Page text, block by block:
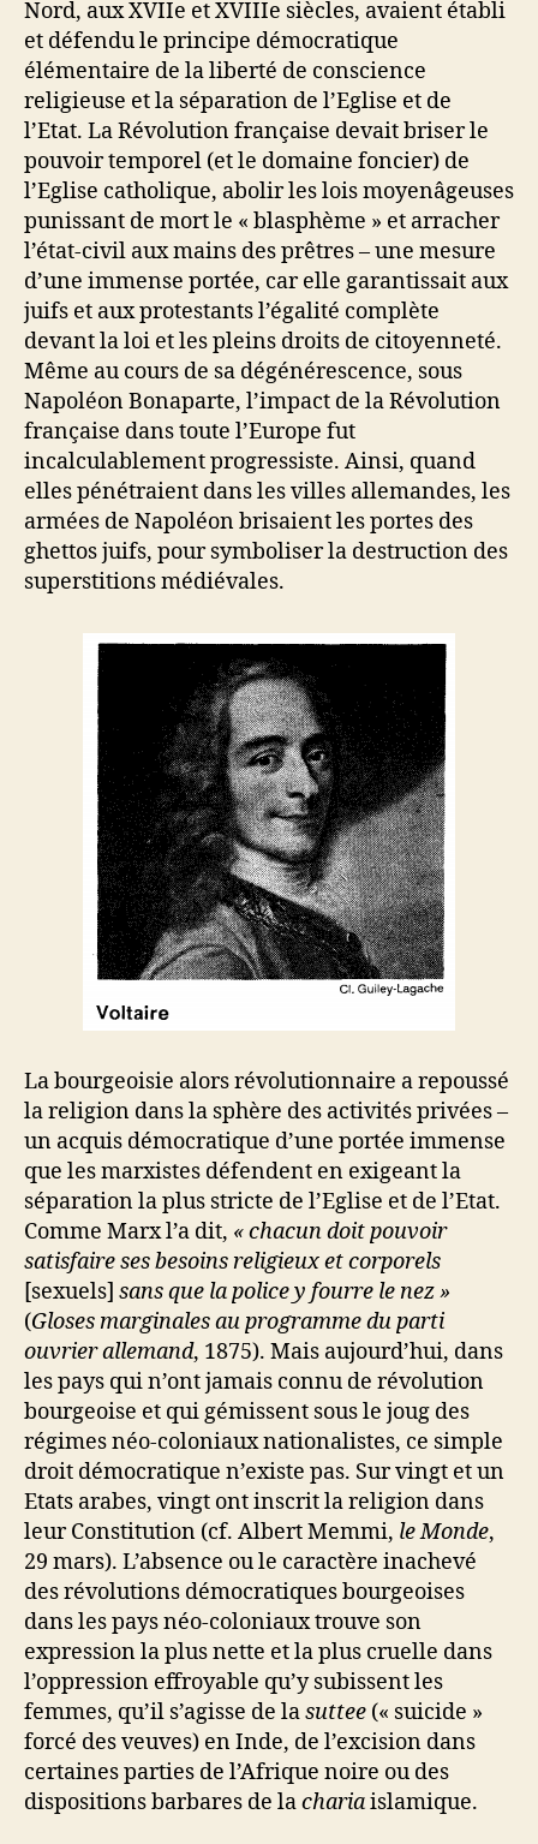
Nord, aux XVIIe et XVIIIe siècles, avaient établi
et défendu le principe démocratique
élémentaire de la liberté de conscience
religieuse et la séparation de l’Eglise et de
l’Etat. La Révolution française devait briser le
pouvoir temporel (et le domaine foncier) de
l’Eglise catholique, abolir les lois moyenâgeuses
punissant de mort le « blasphème » et arracher
l’état-civil aux mains des prêtres – une mesure
d’une immense portée, car elle garantissait aux
juifs et aux protestants l’égalité complète
devant la loi et les pleins droits de citoyenneté.
Même au cours de sa dégénérescence, sous
Napoléon Bonaparte, l’impact de la Révolution
française dans toute l’Europe fut
incalculablement progressiste. Ainsi, quand
elles pénétraient dans les villes allemandes, les
armées de Napoléon brisaient les portes des
ghettos juifs, pour symboliser la destruction des
superstitions médiévales.
La bourgeoisie alors révolutionnaire a repoussé
la religion dans la sphère des activités privées –
un acquis démocratique d’une portée immense
que les marxistes défendent en exigeant la
séparation la plus stricte de l’Eglise et de l’Etat.
Comme Marx l’a dit, « chacun doit pouvoir
satisfaire ses besoins religieux et corporels
[sexuels] sans que la police y fourre le nez »
(Gloses marginales au programme du parti
ouvrier allemand, 1875). Mais aujourd’hui, dans
les pays qui n’ont jamais connu de révolution
bourgeoise et qui gémissent sous le joug des
régimes néo-coloniaux nationalistes, ce simple
droit démocratique n’existe pas. Sur vingt et un
Etats arabes, vingt ont inscrit la religion dans
leur Constitution (cf. Albert Memmi, le Monde,
29 mars). L’absence ou le caractère inachevé
des révolutions démocratiques bourgeoises
dans les pays néo-coloniaux trouve son
expression la plus nette et la plus cruelle dans
l’oppression effroyable qu’y subissent les
femmes, qu’il s’agisse de lasuttee (« suicide »
forcé des veuves) en Inde, de l’excision dans
certaines parties de l’Afrique noire ou des
dispositions barbares de lachariaislamique.